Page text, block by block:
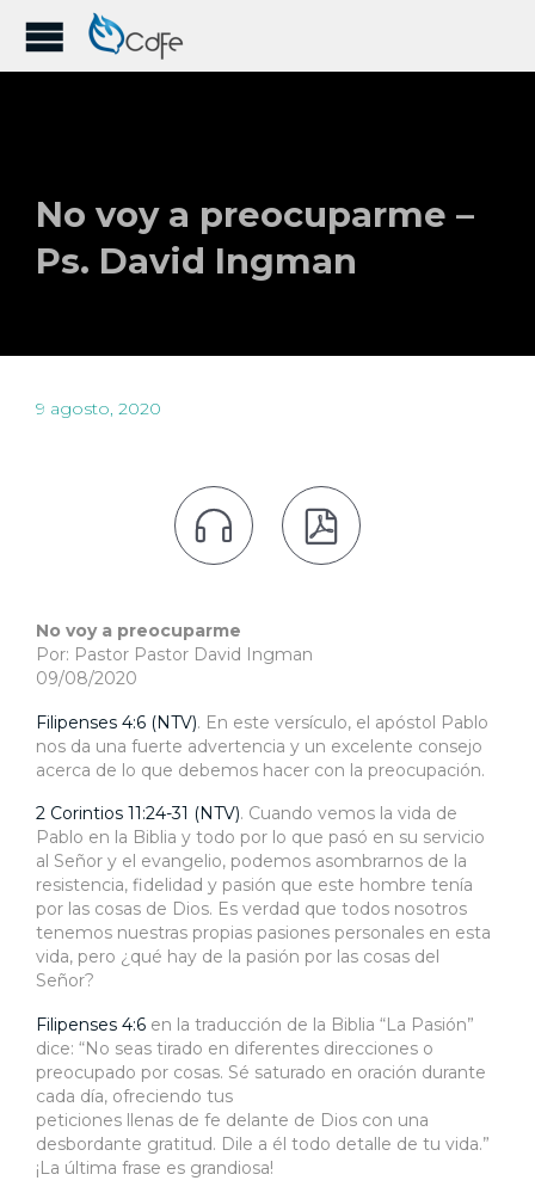
No voy a preocuparme –
Ps. David Ingman
9 agosto, 2020
 
No voy a preocuparme
Por: Pastor Pastor David Ingman
09/08/2020
Filipenses 4:6 (NTV). En este versículo, el apóstol Pablo
nos da una fuerte advertencia y un excelente consejo
acerca de lo que debemos hacer con la preocupación.
2 Corintios 11:24-31 (NTV). Cuando vemos la vida de
Pablo en la Biblia y todo por lo que pasó en su servicio
al Señor y el evangelio, podemos asombrarnos de la
resistencia, fidelidad y pasión que este hombre tenía
por las cosas de Dios. Es verdad que todos nosotros
tenemos nuestras propias pasiones personales en esta
vida, pero ¿qué hay de la pasión por las cosas del
Señor?
Filipenses 4:6 en la traducción de la Biblia “La Pasión”
dice: “No seas tirado en diferentes direcciones o
preocupado por cosas. Sé saturado en oración durante
cada día, ofreciendo tus
peticiones llenas de fe delante de Dios con una
desbordante gratitud. Dile a él todo detalle de tu vida.”
¡La última frase es grandiosa!